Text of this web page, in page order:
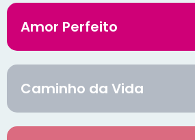
Amor Perfeito
Caminho da Vida